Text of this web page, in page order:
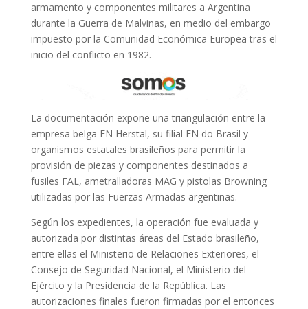
armamento y componentes militares a Argentina
durante la Guerra de Malvinas, en medio del embargo
impuesto por la Comunidad Económica Europea tras el
inicio del conflicto en 1982.
La documentación expone una triangulación entre la
empresa belga FN Herstal, su filial FN do Brasil y
organismos estatales brasileños para permitir la
provisión de piezas y componentes destinados a
fusiles FAL, ametralladoras MAG y pistolas Browning
utilizadas por las Fuerzas Armadas argentinas.
Según los expedientes, la operación fue evaluada y
autorizada por distintas áreas del Estado brasileño,
entre ellas el Ministerio de Relaciones Exteriores, el
Consejo de Seguridad Nacional, el Ministerio del
Ejército y la Presidencia de la República. Las
autorizaciones finales fueron firmadas por el entonces